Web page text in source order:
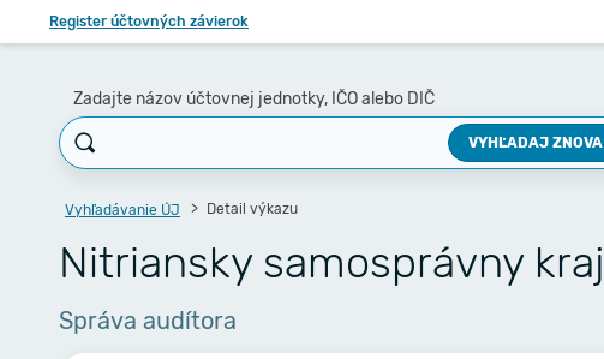
Register účtovných závierok
Zadajte názov účtovnej jednotky, IČO alebo DIČ
VYHĽADAJ ZNOVA
Vyhľadávanie ÚJ Detail výkazu
Nitriansky samosprávny kraj
Správa audítora